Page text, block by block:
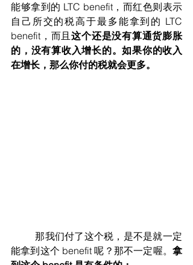
能够拿到的 LTC benefit，而红色则表示
自己所交的税高于最多能拿到的 LTC
benefit，而且这个还是没有算通货膨胀
的，没有算收入增长的。如果你的收入
在增长，那么你付的税就会更多。
	那我们付了这个税，是不是就一定
能拿到这个 benefit 呢？那不一定喔。 拿